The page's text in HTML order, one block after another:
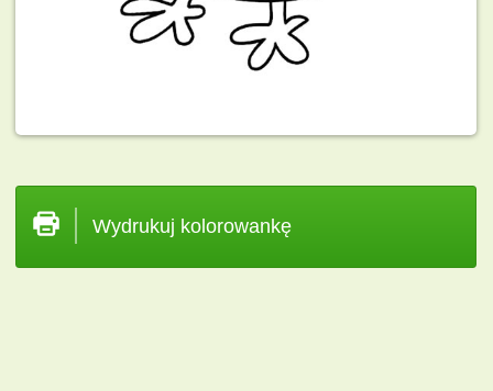
Wydrukuj kolorowankę